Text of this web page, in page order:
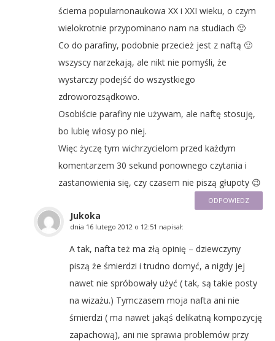
ściema popularnonaukowa XX i XXI wieku, o czym
wielokrotnie przypominano nam na studiach 🙂
Co do parafiny, podobnie przecież jest z naftą 🙂
wszyscy narzekają, ale nikt nie pomyśli, że
wystarczy podejść do wszystkiego
zdroworozsądkowo.
Osobiście parafiny nie używam, ale naftę stosuję,
bo lubię włosy po niej.
Więc życzę tym wichrzycielom przed każdym
komentarzem 30 sekund ponownego czytania i
zastanowienia się, czy czasem nie piszą głupoty 😉
ODPOWIEDZ
Jukoka
dnia 16 lutego 2012 o 12:51 napisał:
A tak, nafta też ma złą opinię – dziewczyny
piszą że śmierdzi i trudno domyć, a nigdy jej
nawet nie spróbowały użyć ( tak, są takie posty
na wizażu.) Tymczasem moja nafta ani nie
śmierdzi ( ma nawet jakąś delikatną kompozycję
zapachową), ani nie sprawia problemów przy